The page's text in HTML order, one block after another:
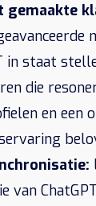
gemaakte
in staat
die
en een
van